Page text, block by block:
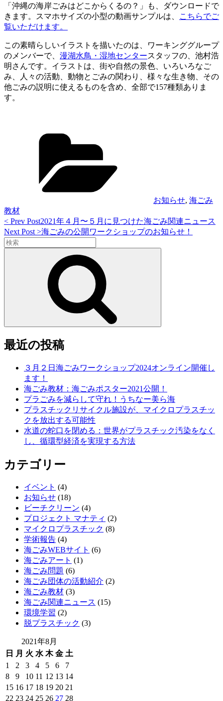
「沖縄の海岸ごみはどこからくるの？」も、ダウンロードで
きます。スマホサイズの小型の動画サンプルは、
こちらでご
覧いただけます。
この素晴らしいイラストを描いたのは、ワーキンググループ
のメンバーで、 漫湖水鳥・湿地センタースタッフの、池村浩
明さんです。イラストは、街や自然の景色、いろいろなご
み、人々の活動、動物とごみの関わり、様々な生き物、その
他ごみの説明に使えるものを含め、全部で157種類ありま
す。
お知らせ, 海ごみ
教材
投
稿
ン
< Prev Post2021年４月〜５月に見つけた海ごみ関連ニュース
Next Post >海ごみの公開ワークショップのお知らせ！
Search
for:
最近の投稿
３月２日海ごみワークショップ2024オンライン開催し
ます！
海ごみ教材：海ごみポスター2021公開！
プラごみを減らして守れ！うちなー美ら海
プラスチックリサイクル施設が、マイクロプラスチッ
クを放出する可能性
水道の蛇口を閉める：世界がプラスチック汚染をなく
し、循環型経済を実現する方法
カテゴリー
イベント (4)
お知らせ (18)
ビーチクリーン (4)
プロジェクト マナティ (2)
マイクロプラスチック (8)
学術報告 (4)
海ごみWEBサイト (6)
海ごみアート (1)
海ごみ問題 (6)
海ごみ団体の活動紹介 (2)
海ごみ教材 (3)
海ごみ関連ニュース (15)
環境学習 (2)
脱プラスチック (3)
2021年8月
日 月 火 水 木 金 土
1
2 3 4 5 6
7
8
9 10 11 12 13 14
15 16 17 18 19 20 21
22 23 24 25 26 27 28